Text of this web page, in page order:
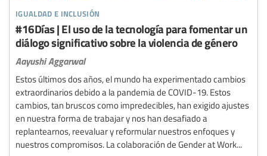
igualdad e inclusión
#16Días | El uso de la tecnología para fomentar un
diálogo significativo sobre la violencia de género
Aayushi Aggarwal
Estos últimos dos años, el mundo ha experimentado cambios
extraordinarios debido a la pandemia de COVID-19. Estos
cambios, tan bruscos como impredecibles, han exigido ajustes
en nuestra forma de trabajar y nos han desafiado a
replantearnos, reevaluar y reformular nuestros enfoques y
nuestros compromisos. La colaboración de Gender at Work...